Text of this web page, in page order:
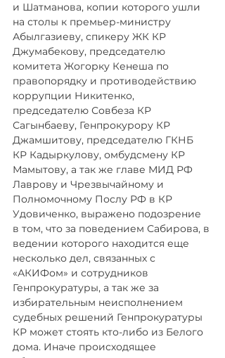
и Шатманова, копии которого ушли
на столы к премьер-министру
Абылгазиеву, спикеру ЖК КР
Джумабекову, председателю
комитета Жогорку Кенеша по
правопорядку и противодействию
коррупции Никитенко,
председателю Совбеза КР
Сагынбаеву, Генпрокурору КР
Джамшитову, председателю ГКНБ
КР Кадыркулову, омбудсмену КР
Мамытову, а так же главе МИД РФ
Лаврову и Чрезвычайному и
Полномочному Послу РФ в КР
Удовиченко, выражено подозрение
в том, что за поведением Сабирова, в
ведении которого находится еще
несколько дел, связанных с
«АКИФом» и сотрудников
Генпрокуратуры, а так же за
избирательным неисполнением
судебных решений Генпрокуратуры
КР может стоять кто-либо из Белого
дома. Иначе происходящее